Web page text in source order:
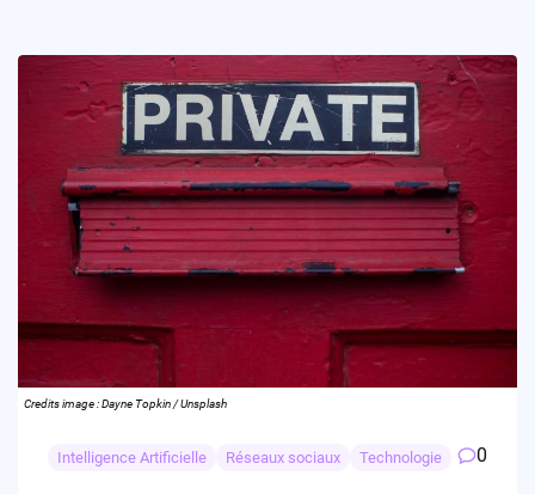
Credits image : Dayne Topkin / Unsplash
Intelligence Artificielle Réseaux sociaux Technologie 0